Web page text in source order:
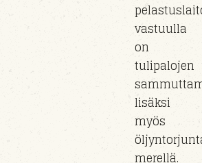
vastuulla
on
tulipalojen
lisäksi
myös
merellä.